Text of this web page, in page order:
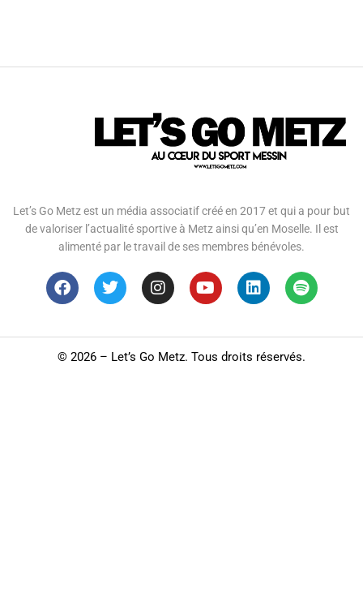
Let’s Go Metz est un média associatif créé en 2017 et qui a pour but
de valoriser l’actualité sportive à Metz ainsi qu’en Moselle. Il est
alimenté par le travail de ses membres bénévoles.
© 2026 – Let’s Go Metz. Tous droits réservés.